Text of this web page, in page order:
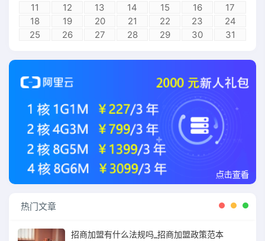
11
12 13 14 15 16
17
18
19 20 21 22 23
24
25
26 27 28 29 30 31
热门文章
招商加盟有什么法规吗_招商加盟政策范本